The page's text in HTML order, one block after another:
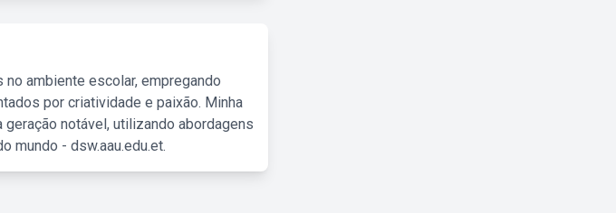
ambiente escolar, empregando
por criatividade e paixão. Minha
notável, utilizando abordagens
mundo - dsw.aau.edu.et.